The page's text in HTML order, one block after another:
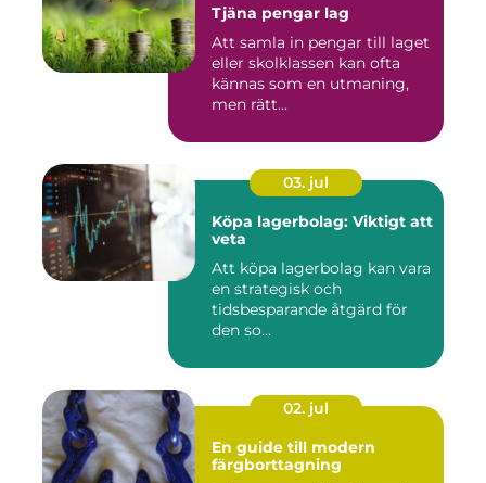
Tjäna pengar lag
Att samla in pengar till laget
eller skolklassen kan ofta
kännas som en utmaning,
men rätt...
03. jul
Köpa lagerbolag: Viktigt att
veta
Att köpa lagerbolag kan vara
en strategisk och
tidsbesparande åtgärd för
den so...
02. jul
En guide till modern
färgborttagning